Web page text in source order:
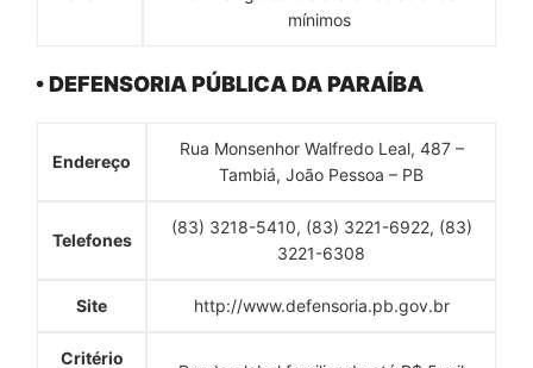
mínimos
• DEFENSORIA PÚBLICA DA PARAÍBA
Endereço
Rua Monsenhor Walfredo Leal, 487 –
Tambiá, João Pessoa – PB
Telefones
(83) 3218-5410, (83) 3221-6922, (83)
3221-6308
Site http://www.defensoria.pb.gov.br
Critério